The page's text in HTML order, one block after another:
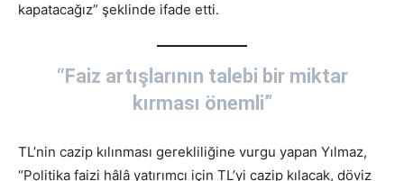
kapatacağız” şeklinde ifade etti.
“Faiz artışlarının talebi bir miktar
kırması önemli”
TL’nin cazip kılınması gerekliliğine vurgu yapan Yılmaz,
“Politika faizi hâlâ yatırımcı için TL’yi cazip kılacak, döviz